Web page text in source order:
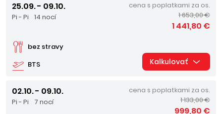
25.09. - 09.10.
Pi - Pi 14 nocí
BTS
bez stravy
cena s poplatkami za os.
1 653,00 €
1 441,80 €
Kalkulovať
02.10. - 09.10.
Pi - Pi 7 nocí
cena s poplatkami za os.
1 133,00 €
999,80 €